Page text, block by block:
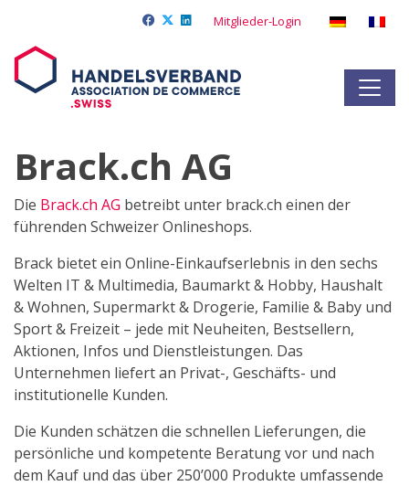
Mitglieder-Login
Brack.ch AG
Die Brack.ch AG betreibt unter brack.ch einen der
führenden Schweizer Onlineshops.
Brack bietet ein Online-Einkaufserlebnis in den sechs
Welten IT & Multimedia, Baumarkt & Hobby, Haushalt
& Wohnen, Supermarkt & Drogerie, Familie & Baby und
Sport & Freizeit – jede mit Neuheiten, Bestsellern,
Aktionen, Infos und Dienstleistungen. Das
Unternehmen liefert an Privat-, Geschäfts- und
institutionelle Kunden.
Die Kunden schätzen die schnellen Lieferungen, die
persönliche und kompetente Beratung vor und nach
dem Kauf und das über 250’000 Produkte umfassende